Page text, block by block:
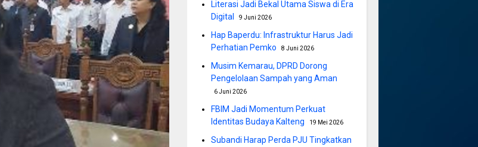
Literasi Jadi Bekal Utama Siswa di Era
Digital
9 Juni 2026
Hap Baperdu: Infrastruktur Harus Jadi
Perhatian Pemko
8 Juni 2026
Musim Kemarau, DPRD Dorong
Pengelolaan Sampah yang Aman
6 Juni 2026
FBIM Jadi Momentum Perkuat
Identitas Budaya Kalteng
19 Mei 2026
Subandi Harap Perda PJU Tingkatkan